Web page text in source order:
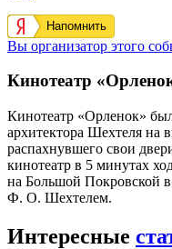
Напомнить
Вы организатор этого
Кинотеатр
Кинотеатр «Орленок»
архитектора Шехтеля на
распахнувшего свои
кинотеатр в 5 минутах
на Большой Покровской
Ф. О. Шехтелем.
Интересные